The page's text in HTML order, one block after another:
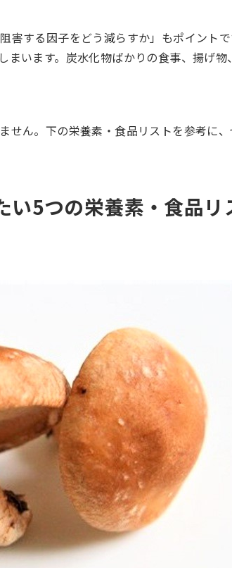
害する因子をどう減らすか」もポイント
まいます。炭水化物ばかりの食事、揚げ
せん。下の栄養素・食品リストを参考に
い5つの栄養素・食品リ